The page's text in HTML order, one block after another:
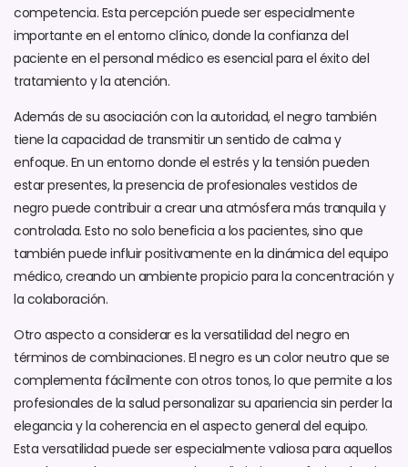
competencia. Esta percepción puede ser especialmente
importante en el entorno clínico, donde la confianza del
paciente en el personal médico es esencial para el éxito del
tratamiento y la atención.
Además de su asociación con la autoridad, el negro también
tiene la capacidad de transmitir un sentido de calma y
enfoque. En un entorno donde el estrés y la tensión pueden
estar presentes, la presencia de profesionales vestidos de
negro puede contribuir a crear una atmósfera más tranquila y
controlada. Esto no solo beneficia a los pacientes, sino que
también puede influir positivamente en la dinámica del equipo
médico, creando un ambiente propicio para la concentración y
la colaboración.
Otro aspecto a considerar es la versatilidad del negro en
términos de combinaciones. El negro es un color neutro que se
complementa fácilmente con otros tonos, lo que permite a los
profesionales de la salud personalizar su apariencia sin perder la
elegancia y la coherencia en el aspecto general del equipo.
Esta versatilidad puede ser especialmente valiosa para aquellos